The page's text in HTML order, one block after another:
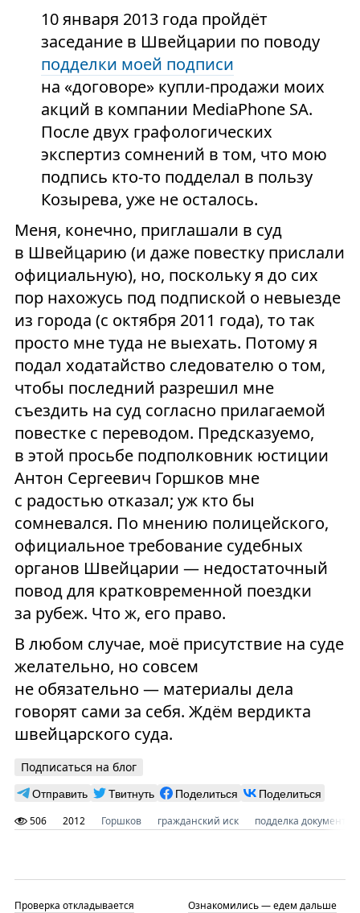
10 января 2013 года пройдёт
заседание в Швейцарии по поводу
подделки моей подписи
на «договоре» купли-продажи моих
акций в компании MediaPhone SA.
После двух графологических
экспертиз сомнений в том, что мою
подпись кто-то подделал в пользу
Козырева, уже не осталось.
Меня, конечно, приглашали в суд
в Швейцарию (и даже повестку прислали
официальную), но, поскольку я до сих
пор нахожусь под подпиской о невыезде
из города (с октября 2011 года), то так
просто мне туда не выехать. Потому я
подал ходатайство следователю о том,
чтобы последний разрешил мне
съездить на суд согласно прилагаемой
повестке с переводом. Предсказуемо,
в этой просьбе подполковник юстиции
Антон Сергеевич Горшков мне
с радостью отказал; уж кто бы
сомневался. По мнению полицейского,
официальное требование судебных
органов Швейцарии — недостаточный
повод для кратковременной поездки
за рубеж. Что ж, его право.
В любом случае, моё присутствие на суде
желательно, но совсем
не обязательно — материалы дела
говорят сами за себя. Ждём вердикта
швейцарского суда.
Подписаться на блог
Отправить Твитнуть Поделиться Поделиться
506 2012 Горшков гражданский иск подделка документов
Проверка откладывается Ознакомились — едем дальше